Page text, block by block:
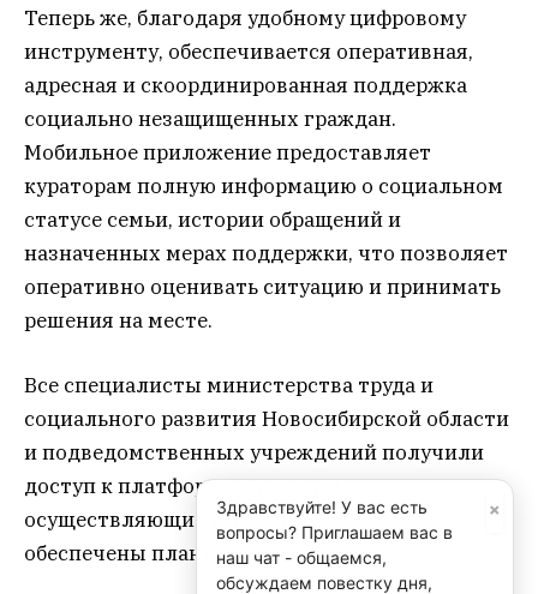
Теперь же, благодаря удобному цифровому
инструменту, обеспечивается оперативная,
адресная и скоординированная поддержка
социально незащищенных граждан.
Мобильное приложение предоставляет
кураторам полную информацию о социальном
статусе семьи, истории обращений и
назначенных мерах поддержки, что позволяет
оперативно оценивать ситуацию и принимать
решения на месте.
Все специалисты министерства труда и
социального развития Новосибирской области
и подведомственных учреждений получили
доступ к платформе. Кураторы,
осуществляющие выездную работу,
обеспечены планшетами.
×
Здравствуйте! У вас есть
вопросы? Приглашаем вас в
наш чат - общаемся,
обсуждаем повестку дня,